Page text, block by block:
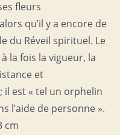
fleurs
qu’il y a encore de
du Réveil spirituel. Le
la fois la vigueur, la
et
il est « tel un orphelin
l’aide de personne ».
cm